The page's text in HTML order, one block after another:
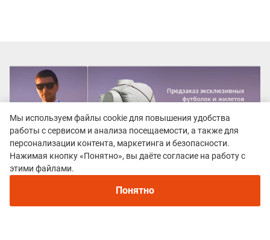
Все гонки
Рекомендуем
Непромокаемые кроссовки для бега зимой и
трейлраннинга 2026. Для города и
Мы используем файлы cookie для повышения удобства
работы с сервисом и анализа посещаемости, а также для
персонализации контента, маркетинга и безопасности.
Нажимая кнопку «Понятно», вы даёте согласие на работу с
этими файлами.
Понятно